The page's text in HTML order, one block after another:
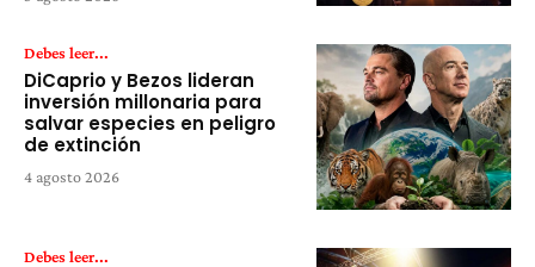
Debes leer...
DiCaprio y Bezos lideran
inversión millonaria para
salvar especies en peligro
de extinción
4 agosto 2026
Debes leer...